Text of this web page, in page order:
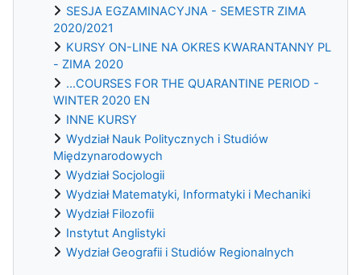
SESJA EGZAMINACYJNA - SEMESTR ZIMA
2020/2021
KURSY ON-LINE NA OKRES KWARANTANNY PL
- ZIMA 2020
...COURSES FOR THE QUARANTINE PERIOD -
WINTER 2020 EN
INNE KURSY
Wydział Nauk Politycznych i Studiów
Międzynarodowych
Wydział Socjologii
Wydział Matematyki, Informatyki i Mechaniki
Wydział Filozofii
Instytut Anglistyki
Wydział Geografii i Studiów Regionalnych